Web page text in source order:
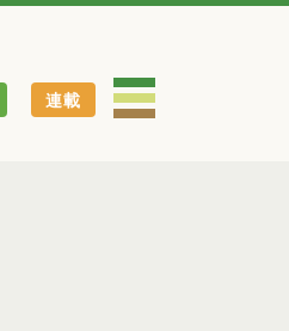
連載